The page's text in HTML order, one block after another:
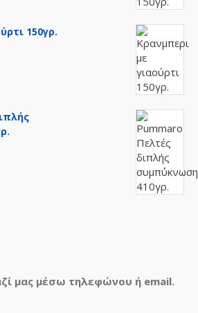
150γρ.
μας μέσω τηλεφώνου ή email.